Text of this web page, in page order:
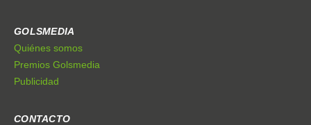
GOLSMEDIA
Quiénes somos
Premios Golsmedia
Publicidad
CONTACTO